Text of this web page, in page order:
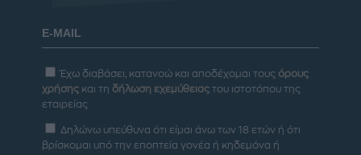
Έχω διαβάσει, κατανοώ και αποδέχομαι τους όρους
χρήσης και τη δήλωση εχεμύθειας του ιστοτόπου της
εταιρείας
Δηλώνω υπεύθυνα ότι είμαι άνω των 18 ετών ή ότι
βρίσκομαι υπό την εποπτεία γονέα ή κηδεμόνα ή